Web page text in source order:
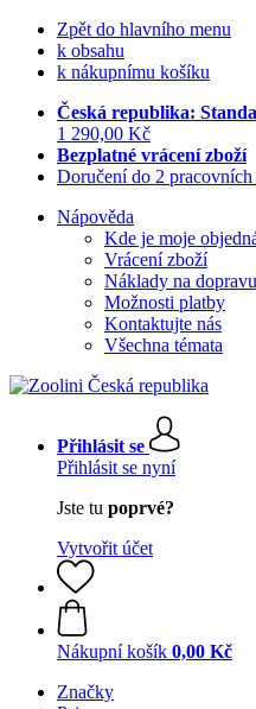
Zpět do hlavního menu
k obsahu
k nákupnímu košíku
Česká republika:
1 290,00 Kč
Bezplatné vrácení zboží
Doručení do 2 pracovních
Nápověda
Kde je moje
Vrácení zboží
Náklady na dopravu
Možnosti platby
Kontaktujte nás
Všechna témata
Přihlásit se
Přihlásit se nyní
Jste tu poprvé?
Vytvořit účet
Nákupní košík 0,00 Kč
Značky